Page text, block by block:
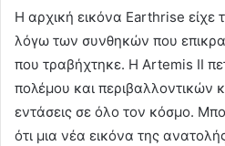
Η αρχική εικόνα Earthrise είχε
λόγω των συνθηκών που
που τραβήχτηκε. Η Artemis ΙΙ
πολέμου και περιβαλλοντικών
εντάσεις σε όλο τον κόσμο.
ότι μια νέα εικόνα της